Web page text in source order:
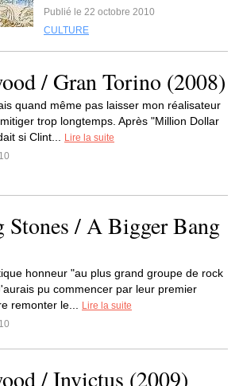
Publié le 22 octobre 2010
CULTURE
/ Gran Torino (2008)
quand même pas laisser mon réalisateur
trop longtemps. Après "Million Dollar
si Clint...
Lire la suite
/ A Bigger Bang
honneur "au plus grand groupe de rock
pu commencer par leur premier
remonter le...
Lire la suite
/ Invictus (2009)